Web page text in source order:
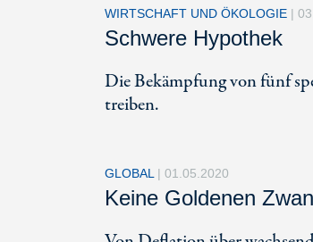
WIRTSCHAFT UND ÖKOLOGIE |
Schwere Hypothek
Die Bekämpfung von fünf
treiben.
GLOBAL | 01.05.2020
Keine Goldenen